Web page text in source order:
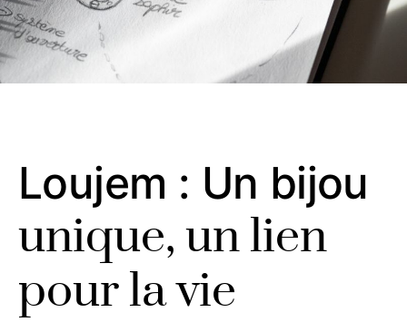
Loujem : Un bijou
unique, un lien
pour la vie